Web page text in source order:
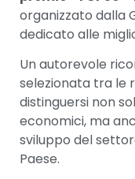
organizzato dalla
dedicato alle
Un autorevole
selezionata tra le
distinguersi non
economici, ma
sviluppo del
Paese.